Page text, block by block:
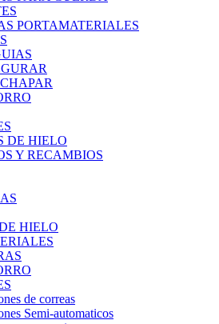
PORTAMATERIALES
DE HIELO
Y RECAMBIOS
HIELO
de correas
Semi-automaticos